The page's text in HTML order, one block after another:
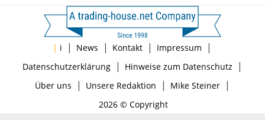
| i | News | Kontakt | Impressum |
Datenschutzerklärung| Hinweise zum Datenschutz |
Über uns | Unsere Redaktion | Mike Steiner|
2026 © Copyright